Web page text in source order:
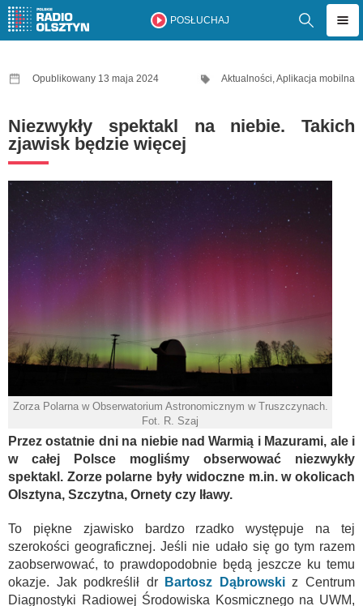
POSŁUCHAJ
Opublikowany 13 maja 2024 Aktualności,Aplikacja mobilna
Niezwykły spektakl na niebie. Takich
zjawisk będzie więcej
Zorza Polarna w Obserwatorium Astronomicznym w Truszczynach.
Fot. R. Szaj
Przez ostatnie dni na niebie nad Warmią i Mazurami, ale i
w całej Polsce mogliśmy obserwować niezwykły
spektakl. Zorze polarne były widoczne m.in. w okolicach
Olsztyna, Szczytna, Ornety czy Iławy.
To piękne zjawisko bardzo rzadko występuje na tej
szerokości geograficznej. Jeśli nie udało się go tym razem
zaobserwować, to prawdopodobnie będą jeszcze ku temu
okazje. Jak podkreślił dr
Bartosz Dąbrowskiz Centrum
Diagnostyki Radiowej Środowiska Kosmicznego na UWM,